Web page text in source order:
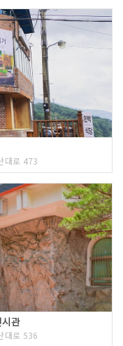
대로 473
관
대로 536